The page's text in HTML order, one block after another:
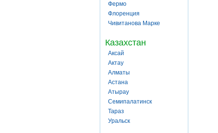
Фермо
Флоренция
Чивитанова Марке
Казахстан
Аксай
Актау
Алматы
Астана
Атырау
Семипалатинск
Тараз
Уральск